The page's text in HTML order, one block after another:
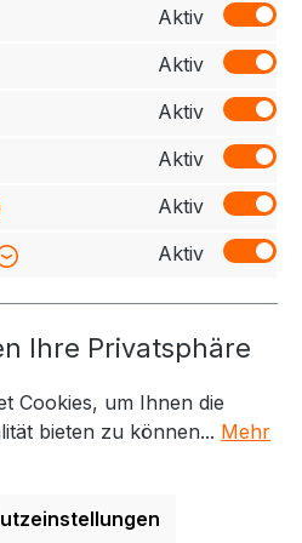
von YKK®,
LYCRA®-Anteil, nicht
Kontakt
Aktiv
Aktiv
Aktiv
Aktiv
Aktiv
Aktiv
Ihre Privatsphäre
Cookies, um Ihnen die
bieten zu können... Mehr